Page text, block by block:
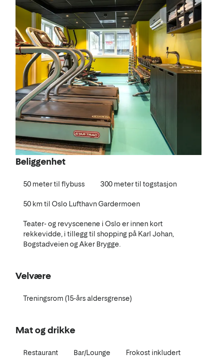
Beliggenhet
50 meter til flybuss 300 meter til togstasjon
50 km til Oslo Lufthavn Gardermoen
Teater- og revyscenene i Oslo er innen kort
rekkevidde, i tillegg til shopping på Karl Johan,
Bogstadveien og Aker Brygge.
Velvære
Treningsrom (15-års aldersgrense)
Mat og drikke
Restaurant Bar/Lounge Frokost inkludert